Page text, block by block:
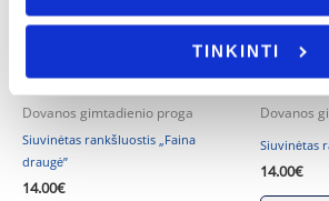
TINKINTI
Dovanos gimtadienio proga
Siuvinėtas rankšluostis „Faina
draugė”
14.00€
Dovanos
Siuvinėtas
14.00€